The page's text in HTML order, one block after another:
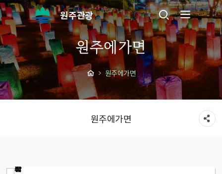
원주관광
원주에가면
원주에가면
원주에가면